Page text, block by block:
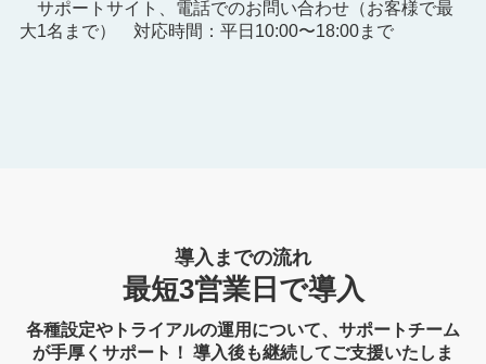
サポートサイト、電話でのお問い合わせ（お客様で最
大1名まで） 対応時間：平日10:00〜18:00まで
導入までの流れ
最短3営業日で導入
各種設定やトライアルの運用について、サポートチーム
が手厚くサポート！ 導入後も継続してご支援いたしま